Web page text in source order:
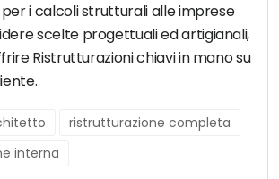
i calcoli strutturali alle imprese
scelte progettuali ed artigianali,
Ristrutturazioni chiavi in mano su
ristrutturazione completa
interna